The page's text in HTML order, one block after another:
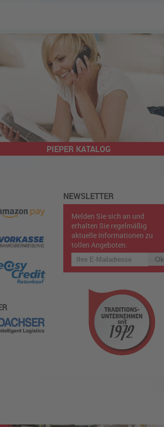
PIEPER KATALOG
NEWSLETTER
Melden Sie sich an und
erhalten Sie regelmäßig
aktuelle Informationen zu
tollen Angeboten.